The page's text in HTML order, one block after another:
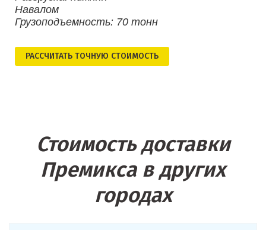
Навалом
Грузоподъемность: 70 тонн
РАСCЧИТАТЬ ТОЧНУЮ СТОИМОСТЬ
Стоимость доставки
Премикса в других
городах